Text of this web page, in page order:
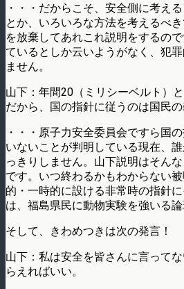
・・・だからこそ、安全側に考え
とか、いろいろな方法を考えるべ
を放棄してあれこれ説明をするの
ているとしか云いようがなく、犯
ません。
山下：年間20（ミリシーベルト）
だから、国の指針に従うのは国民
・・・原子力安全委員会ですら国
いないことが判明している現在、
っきりしません。山下説明はそん
です。いつ終わるかもわからない
的・一時的に設ける非常時の指針
は、福島県民に動物実験を強いる論
そして、きわめつきは次の発言！
山下：私は安全を皆さんに言って
らえればいい。